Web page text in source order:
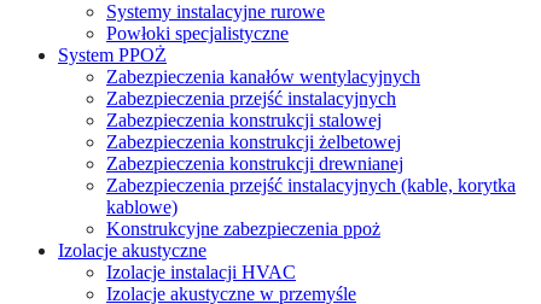
Systemy instalacyjne rurowe
Powłoki specjalistyczne
System PPOŻ
Zabezpieczenia kanałów wentylacyjnych
Zabezpieczenia przejść instalacyjnych
Zabezpieczenia konstrukcji stalowej
Zabezpieczenia konstrukcji żelbetowej
Zabezpieczenia konstrukcji drewnianej
Zabezpieczenia przejść instalacyjnych (kable, korytka
kablowe)
Konstrukcyjne zabezpieczenia ppoż
Izolacje akustyczne
Izolacje instalacji HVAC
Izolacje akustyczne w przemyśle